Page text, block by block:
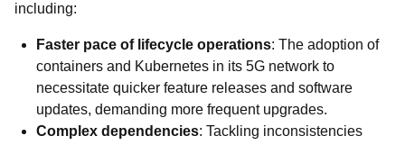
including:
Faster pace of lifecycle operations: The adoption of
containers and Kubernetes in its 5G network to
necessitate quicker feature releases and software
updates, demanding more frequent upgrades.
Complex dependencies: Tackling inconsistencies